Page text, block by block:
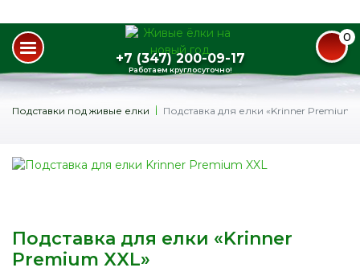
+7 (347) 200-09-17
Работаем круглосуточно!
0
Подставки под живые елки Подставка для елки «Krinner Premium
Подставка для елки «Krinner
Premium XXL»